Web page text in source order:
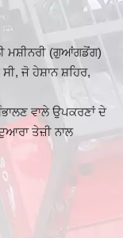
ਮਸ਼ੀਨਰੀ (ਗੁਆਂਗਡੋਂਗ)
ਜੋ ਹੇਸ਼ਾਨ ਸ਼ਹਿਰ,
ਵਾਲੇ ਉਪਕਰਣਾਂ ਦੇ
ਤੇਜ਼ੀ ਨਾਲ